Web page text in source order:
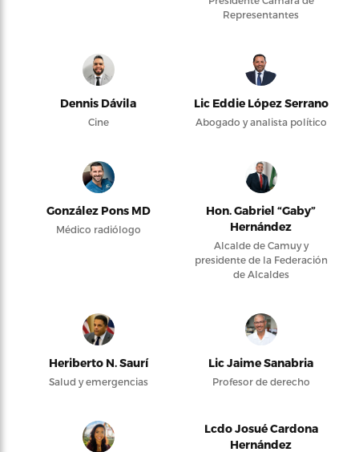
Representantes
Dennis Dávila
Cine
Lic Eddie López Serrano
Abogado y analista político
González Pons MD
Médico radiólogo
Hon. Gabriel “Gaby”
Hernández
Alcalde de Camuy y
presidente de la Federación
de Alcaldes
Heriberto N. Saurí
Salud y emergencias
Lic Jaime Sanabria
Profesor de derecho
Lcdo Josué Cardona
Hernández